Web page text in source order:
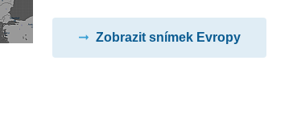
Zobrazit snímek Evropy